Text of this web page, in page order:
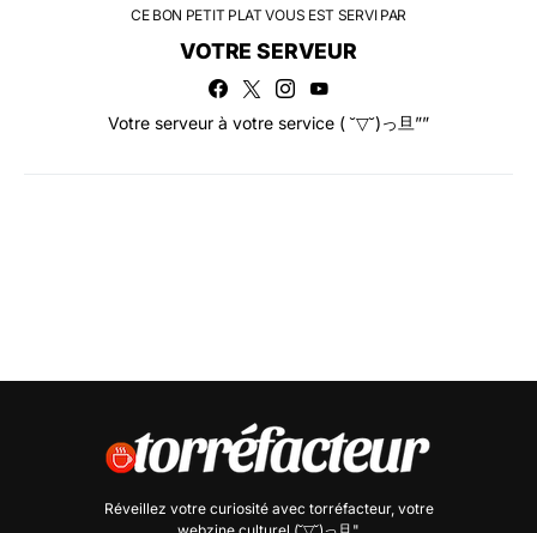
CE BON PETIT PLAT VOUS EST SERVI PAR
VOTRE SERVEUR
Votre serveur à votre service ( ˘▽˘)っ旦””
Réveillez votre curiosité avec torréfacteur, votre